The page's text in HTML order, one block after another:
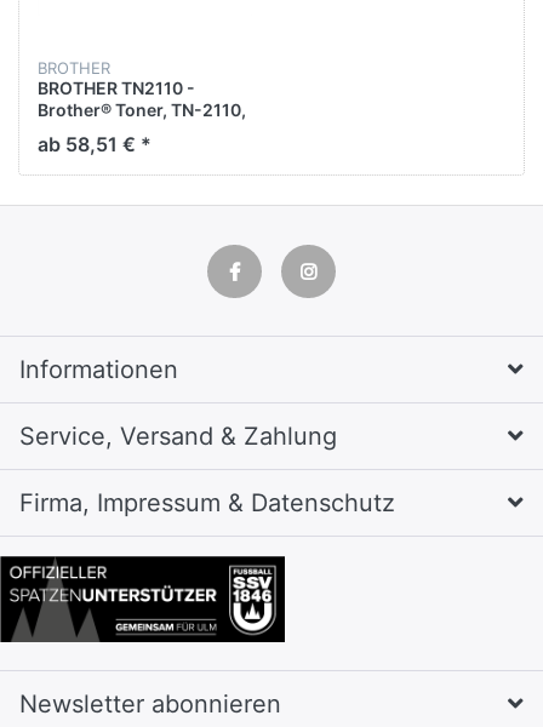
BROTHER
BROTHER TN2110 -
Brother® Toner, TN-2110,
Original, Schwarz, 1.500
Seiten
ab 58,51 € *
Informationen
Service, Versand & Zahlung
Firma, Impressum & Datenschutz
Newsletter abonnieren